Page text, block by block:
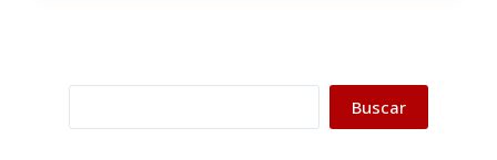
Buscar